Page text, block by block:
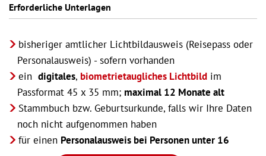
Erforderliche Unterlagen
bisheriger amtlicher Lichtbildausweis (Reisepass oder
Personalausweis) - sofern vorhanden
ein digitales, biometrietaugliches Lichtbildim
Passformat 45 x 35 mm; maximal 12 Monate alt
Stammbuch bzw. Geburtsurkunde, falls wir Ihre Daten
noch nicht aufgenommen haben
für einen Personalausweis bei Personen unter 16